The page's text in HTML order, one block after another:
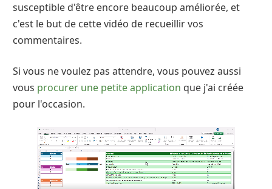
susceptible d'être encore beaucoup améliorée, et
c'est le but de cette vidéo de recueillir vos
commentaires.
Si vous ne voulez pas attendre, vous pouvez aussi
vous procurer une petite application que j'ai créée
pour l'occasion.